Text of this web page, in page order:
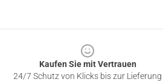
Kaufen Sie mit Vertrauen
24/7 Schutz von Klicks bis zur Lieferung